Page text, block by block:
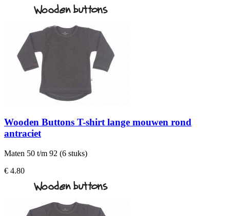
Wooden Buttons T-shirt lange mouwen rond
antraciet
Maten 50 t/m 92 (6 stuks)
€ 4.80